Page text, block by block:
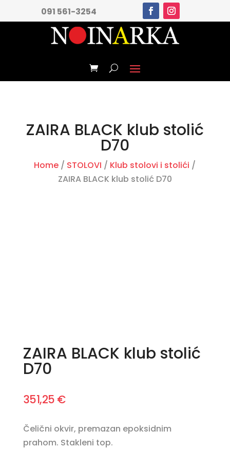
091 561-3254
ZAIRA BLACK klub stolić
D70
Home / STOLOVI / Klub stolovi i stolići /
ZAIRA BLACK klub stolić D70
ZAIRA BLACK klub stolić
D70
351,25 €
Čelični okvir, premazan epoksidnim
prahom. Stakleni top.